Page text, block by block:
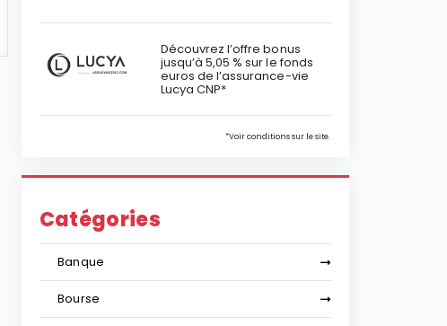
Découvrez l’offre bonus
jusqu’à 5,05 % sur le fonds
euros de l’assurance-vie
Lucya CNP*
*Voir conditions sur le site.
Catégories
Banque
Bourse